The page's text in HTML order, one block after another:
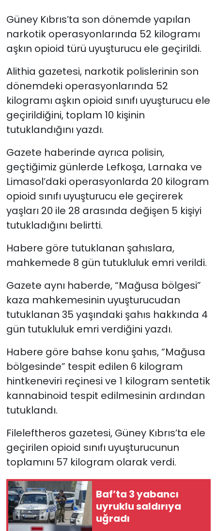
Güney Kıbrıs’ta son dönemde yapılan
narkotik operasyonlarında 52 kilogramı
aşkın opioid türü uyuşturucu ele geçirildi.
Alithia gazetesi, narkotik polislerinin son
dönemdeki operasyonlarında 52
kilogramı aşkın opioid sınıfı uyuşturucu ele
geçirildiğini, toplam 10 kişinin
tutuklandığını yazdı.
Gazete haberinde ayrıca polisin,
geçtiğimiz günlerde Lefkoşa, Larnaka ve
Limasol’daki operasyonlarda 20 kilogram
opioid sınıfı uyuşturucu ele geçirerek
yaşları 20 ile 28 arasında değişen 5 kişiyi
tutukladığını belirtti.
Habere göre tutuklanan şahıslara,
mahkemede 8 gün tutukluluk emri verildi.
Gazete aynı haberde, “Mağusa bölgesi”
kaza mahkemesinin uyuşturucudan
tutuklanan 35 yaşındaki şahıs hakkında 4
gün tutukluluk emri verdiğini yazdı.
Habere göre bahse konu şahıs, “Mağusa
bölgesinde” tespit edilen 6 kilogram
hintkeneviri reçinesi ve 1 kilogram sentetik
kannabinoid tespit edilmesinin ardından
tutuklandı.
Fileleftheros gazetesi, Güney Kıbrıs’ta ele
geçirilen opioid sınıfı uyuşturucunun
toplamını 57 kilogram olarak verdi.
Baf’ta 3 yabancı
uyruklu saldırıya
uğradı
Politika
Spor
Teknoloji
TÜRKiYE
Video Galeri
YAŞAM
Yazarlar